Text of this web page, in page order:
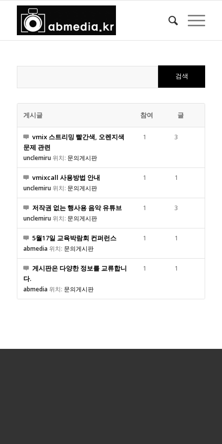
게시글 참여 글
vmix 스트리밍 빨간색, 오렌지색
문제 관련
unclemiru 위치: 문의게시판
1 3
vmixcall 사용방법 안내
unclemiru 위치: 문의게시판
1 1
저작권 없는 행사용 음악 유튜브
unclemiru 위치: 문의게시판
1 3
5월17일 교육박람회 컨퍼런스
abmedia 위치: 문의게시판
1 1
게시판은 다양한 정보를 교류합니
다.
abmedia 위치: 문의게시판
1 1